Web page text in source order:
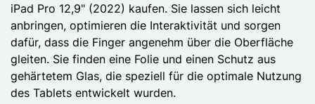
iPad Pro 12,9" (2022) kaufen. Sie lassen sich leicht
anbringen, optimieren die Interaktivität und sorgen
dafür, dass die Finger angenehm über die Oberfläche
gleiten. Sie finden eine Folie und einen Schutz aus
gehärtetem Glas, die speziell für die optimale Nutzung
des Tablets entwickelt wurden.